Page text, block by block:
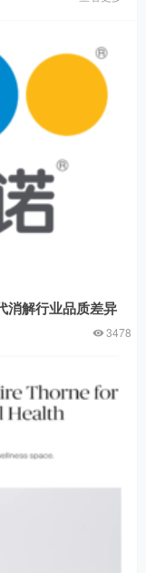
消解行业品质差异
3478